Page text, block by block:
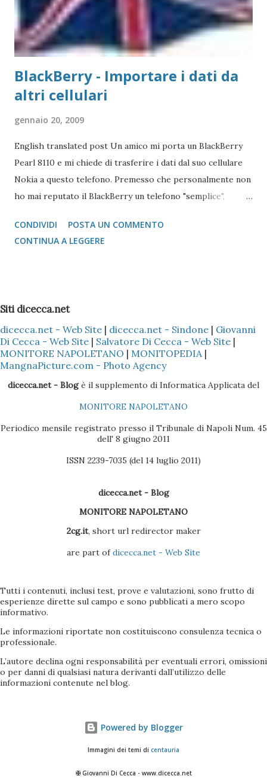
abbiamo usato nei precedenti post,...
BlackBerry - Importare i dati da
altri cellulari
gennaio 20, 2009
English translated post Un amico mi porta un BlackBerry
Pearl 8110 e mi chiede di trasferire i dati dal suo cellulare
Nokia a questo telefono. Premesso che personalmente non
ho mai reputato il BlackBerry un telefono "semplice",
l'idea di mandare i vcard via bluetooth (come si fa con quasi
tutti i Nokia e Samsung), l'unica alternativa è quella di
Nokia PC Suite 3 - Sincronizzare solo la Rubrica
(ovviamente dipende sempre se il cellulare Nokia è il Vostro
o di un Vostro amico) del Nokia con l'Outlook, così che tutti
i dati presenti nella Rubrica siano copiati nella sezione
Contatti dell'Outlook 4 - Scaricare l'ultima versione del
CONDIVIDI
POSTA UN COMMENTO
CONTINUA A LEGGERE
Siti dicecca.net
dicecca.net - Web Site | dicecca.net - Sindone | Giovanni
Di Cecca - Web Site | Salvatore Di Cecca - Web Site |
MONITORE NAPOLETANO | MONITOPEDIA |
MangnaPicture.com - Photo Agency
dicecca.net - Blogè il supplemento di Informatica Applicata del
MONITORE NAPOLETANO
Periodico mensile registrato presso il Tribunale di Napoli Num. 45
dell' 8 giugno 2011
ISSN 2239-7035 (del 14 luglio 2011)
dicecca.net - Blog
MONITORE NAPOLETANO
2cg.it, short url redirector maker
are part ofdicecca.net - Web Site
Tutti i contenuti, inclusi test, prove e valutazioni, sono frutto di
esperienze dirette sul campo e sono pubblicati a mero scopo
informativo.
Le informazioni riportate non costituiscono consulenza tecnica o
professionale.
L’autore declina ogni responsabilità per eventuali errori, omissioni
o per danni di qualsiasi natura derivanti dall’utilizzo delle
informazioni contenute nel blog.
Powered by Blogger
Immagini dei temi di centauria
✠ Giovanni Di Cecca - www.dicecca.net